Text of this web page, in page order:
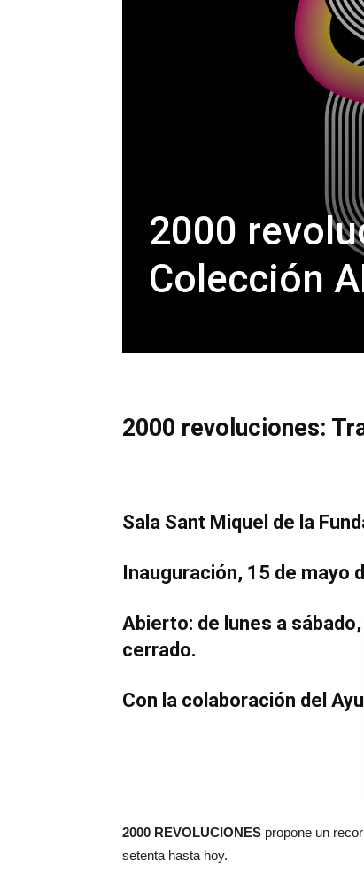
2000
Colección
2000 revoluciones:
Sala Sant Miquel de la
Inauguración, 15 de mayo
Abierto: de lunes a
cerrado.
Con la colaboración del
2000 REVOLUCIONES propone un
setenta hasta hoy.